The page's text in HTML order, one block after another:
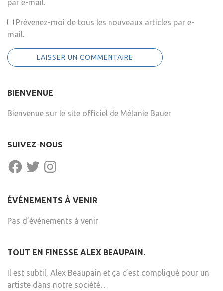
par e-mail.
Prévenez-moi de tous les nouveaux articles par e-
mail.
BIENVENUE
Bienvenue sur le site officiel de Mélanie Bauer
SUIVEZ-NOUS
FACEBOOKTWITTERINSTAGRAM
ÉVÉNEMENTS À VENIR
Pas d’événements à venir
TOUT EN FINESSE ALEX BEAUPAIN.
Il est subtil, Alex Beaupain et ça c’est compliqué pour un
artiste dans notre société…